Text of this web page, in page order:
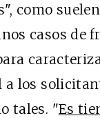
como
casos de
a los
tales. "Es